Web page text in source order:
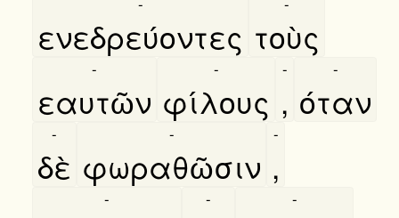
ενεδρεύοντες τοὺς
εαυτῶν
-
φίλους
-
,
-
όταν
-
δὲ
-
φωραθῶσιν
-
,
-
- - -